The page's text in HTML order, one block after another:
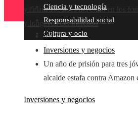
y finanzasClaves del éxito en los
y longevos del mercado
Ciencia y tecnología
Responsabilidad social
Cultura y ocio
Inicio
Inversiones y negocios
Un año de prisión para tres
alcalde estafa contra Amazon
Inversiones y negocios